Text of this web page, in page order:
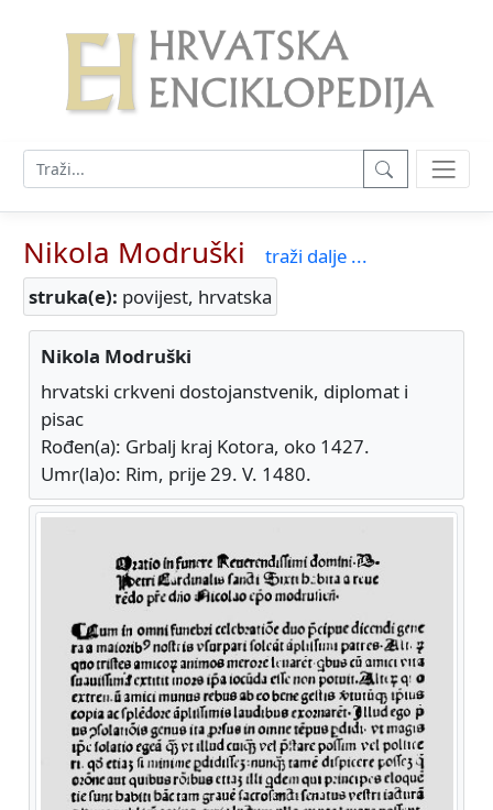
Nikola Modruški
traži dalje ...
struka(e): povijest, hrvatska
Nikola Modruški
hrvatski crkveni dostojanstvenik, diplomat i
pisac
Rođen(a): Grbalj kraj Kotora, oko 1427.
Umr(la)o: Rim, prije 29. V. 1480.